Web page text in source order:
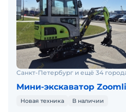
Санкт-Петербург и ещё 34
Мини-экскаватор
Новая техника В наличии